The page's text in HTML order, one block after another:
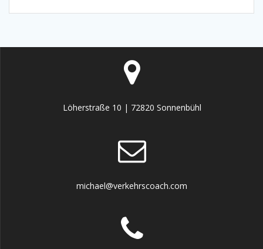
Löherstraße 10 | 72820 Sonnenbühl
michael@verkehrscoach.com